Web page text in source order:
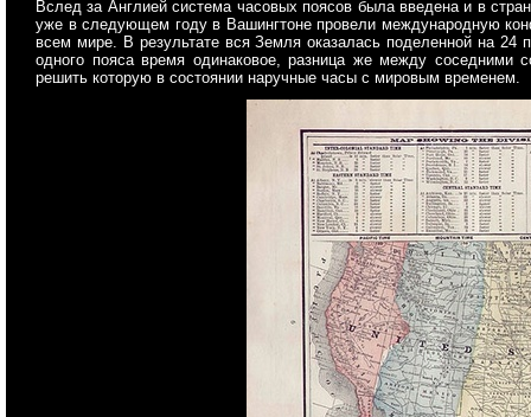
Вслед за Англией система часовых поясов была введена и в
уже в следующем году в Вашингтоне провели международную
всем мире. В результате вся Земля оказалась поделенной на 24
одного пояса время одинаковое, разница же между соседними
решить которую в состоянии наручные часы с мировым временем.